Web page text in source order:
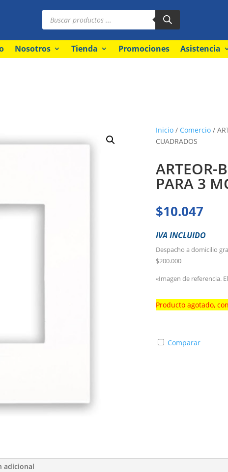
Búsqueda
productos
Nosotros Tienda Promociones Asistencia
Inicio/ Comercio/
CUADRADOS
ARTEOR-
PARA 3
$10.047
IVA INCLUIDO
Despacho a domicilio
$200.000
«Imagen de referencia.
Producto agotado,
Comparar
adicional